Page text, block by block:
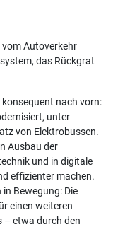
vom Autoverkehr
das Rückgrat
konsequent nach vorn:
unter
von Elektrobussen.
Ausbau der
und in digitale
effizienter machen.
Bewegung: Die
einen weiteren
– etwa durch den